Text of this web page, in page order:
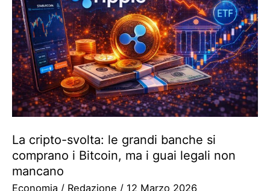
La cripto-svolta: le grandi banche si
comprano i Bitcoin, ma i guai legali non
mancano
Economia / Redazione / 12 Marzo 2026